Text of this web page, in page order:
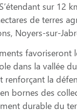
sur 12
de terres
Noyers-sur-
dans la vallée
renforçant la
bornes des
durable du